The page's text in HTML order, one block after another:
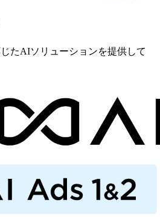
たAIソリューションを提供して